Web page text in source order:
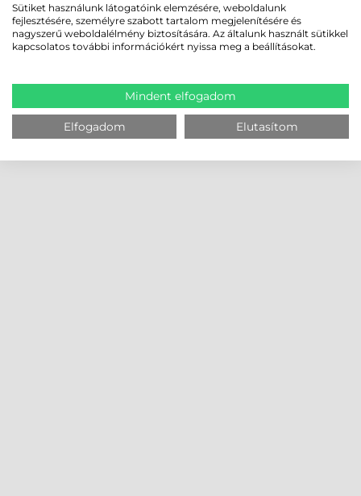
Sütiket használunk látogatóink elemzésére, weboldalunk
fejlesztésére, személyre szabott tartalom megjelenítésére és
nagyszerű weboldalélmény biztosítására. Az általunk használt sütikkel
kapcsolatos további információkért nyissa meg a beállításokat.
Mindent elfogadom
Elfogadom Elutasítom